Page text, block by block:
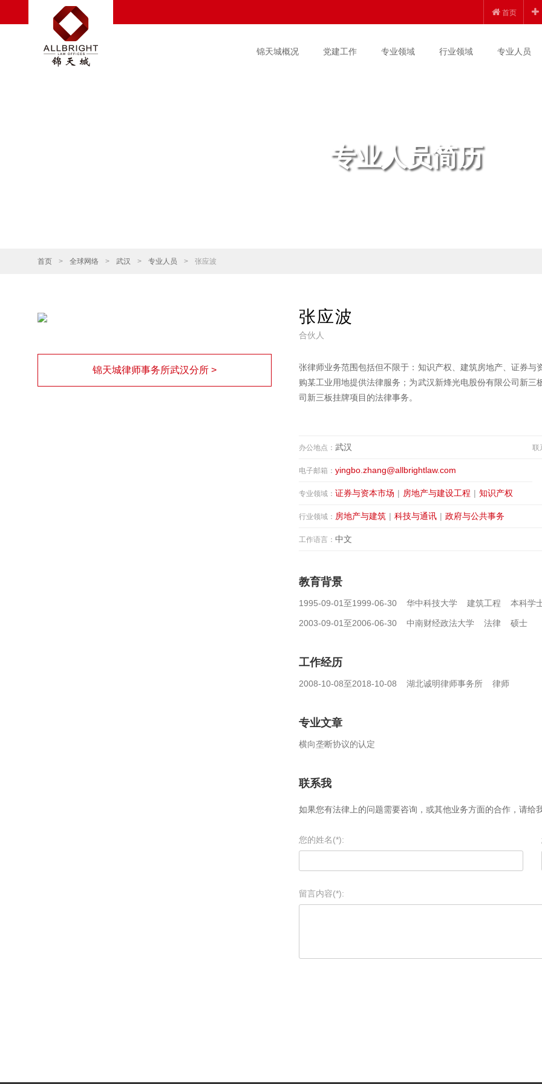
首页
锦天城概况 党建工作 专业领域 行业领域 专业人员
专业人员简历
首页 > 全球网络 > 武汉 > 专业人员 > 张应波
张应波
合伙人
张律师业务范围包括但不限于：知识产权、建筑房地产、证券
购某工业用地提供法律服务；为武汉新烽光电股份有限公司新
司新三板挂牌项目的法律事务。
办公地点： 武汉 联
电子邮箱： yingbo.zhang@allbrightlaw.com
专业领域： 证券与资本市场 | 房地产与建设工程 | 知识产权
行业领域： 房地产与建筑 | 科技与通讯 | 政府与公共事务
工作语言： 中文
教育背景
1995-09-01至1999-06-30 华中科技大学 建筑工程 本科学
2003-09-01至2006-06-30 中南财经政法大学 法律 硕士
工作经历
2008-10-08至2018-10-08 湖北诚明律师事务所 律师
专业文章
横向垄断协议的认定
联系我
如果您有法律上的问题需要咨询，或其他业务方面的合作，请给
您的姓名(*):
留言内容(*):
锦天城律师事务所武汉分所 >